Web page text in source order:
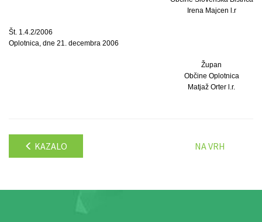
Irena Majcen l.r
Št. 1.4.2/2006
Oplotnica, dne 21. decembra 2006
Župan
Občine Oplotnica
Matjaž Orter l.r.
KAZALO NA VRH